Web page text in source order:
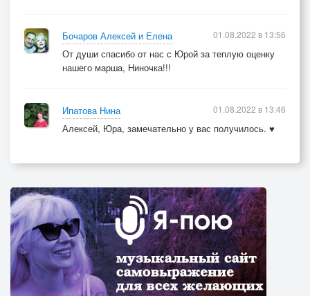
Слезу на погон,
И пусть горит свеча -
Мы защитим священный трон.
Уйдём в ливень лет.
А в сердце заживёт
Бочаров Алексей и Елена
От души спасибо от нас с Юрой за теплую оценку
нашего марша, Ниночка!!!
01.08.2022 в 13:56
Ипатова Нина
Алексей, Юра, замечательно у вас получилось. ♥
01.08.2022 в 13:46